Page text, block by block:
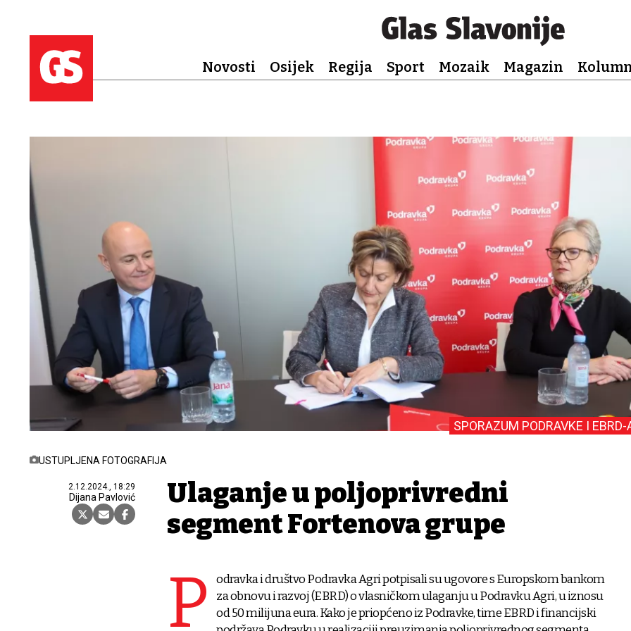
Novosti Osijek Regija Sport Mozaik Magazin
USTUPLJENA FOTOGRAFIJA
2.12.2024., 18:29
Dijana Pavlović
SPORAZUM PODRAVKE I EBRD-
Ulaganje u poljoprivredni
segment Fortenova grupe
P
odravka i društvo Podravka Agri potpisali su ugovore s Europskom bankom
za obnovu i razvoj (EBRD) o vlasničkom ulaganju u Podravku Agri, u iznosu
od 50 milijuna eura. Kako je priopćeno iz Podravke, time EBRD i financijski